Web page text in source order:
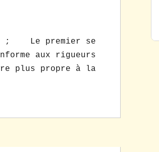
; Le premier se
aux rigueurs
plus propre à la